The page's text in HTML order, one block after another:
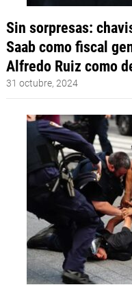
Sin sorpresas:
Saab como fiscal
Alfredo Ruiz como
31 octubre, 2024